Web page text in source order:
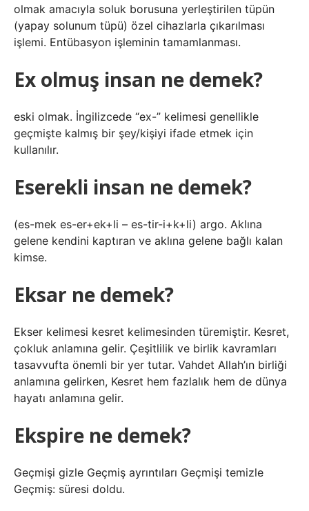
olmak amacıyla soluk borusuna yerleştirilen tüpün
(yapay solunum tüpü) özel cihazlarla çıkarılması
işlemi. Entübasyon işleminin tamamlanması.
Ex olmuş insan ne demek?
eski olmak. İngilizcede “ex-” kelimesi genellikle
geçmişte kalmış bir şey/kişiyi ifade etmek için
kullanılır.
Eserekli insan ne demek?
(es-mek es-er+ek+li – es-tir-i+k+li) argo. Aklına
gelene kendini kaptıran ve aklına gelene bağlı kalan
kimse.
Eksar ne demek?
Ekser kelimesi kesret kelimesinden türemiştir. Kesret,
çokluk anlamına gelir. Çeşitlilik ve birlik kavramları
tasavvufta önemli bir yer tutar. Vahdet Allah’ın birliği
anlamına gelirken, Kesret hem fazlalık hem de dünya
hayatı anlamına gelir.
Ekspire ne demek?
Geçmişi gizle Geçmiş ayrıntıları Geçmişi temizle
Geçmiş: süresi doldu.